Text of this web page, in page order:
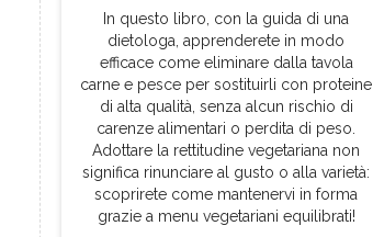
In questo libro, con la guida di una
dietologa, apprenderete in modo
efficace come eliminare dalla tavola
carne e pesce per sostituirli con proteine
di alta qualità, senza alcun rischio di
carenze alimentari o perdita di peso.
Adottare la rettitudine vegetariana non
significa rinunciare al gusto o alla varietà:
scoprirete come mantenervi in forma
grazie a menu vegetariani equilibrati!